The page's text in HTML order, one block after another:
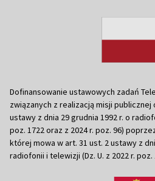
Dofinansowanie ustawowych zadań
związanych z realizacją misji publicznej
ustawy z dnia 29 grudnia 1992 r. o
poz. 1722 oraz z 2024 r. poz. 96)
której mowa w art. 31 ust. 2 ustawy z
radiofonii i telewizji (Dz. U. z 2022 r. poz.